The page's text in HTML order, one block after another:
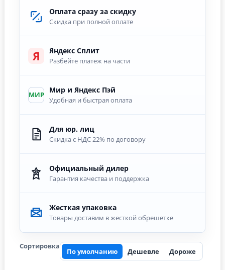
Оплата сразу за скидку
Скидка при полной оплате
Я Яндекс Сплит
Разбейте платеж на части
МИР
Мир и Яндекс Пэй
Удобная и быстрая оплата
Для юр. лиц
Скидка с НДС 22% по договору
Официальный дилер
Гарантия качества и поддержка
Жесткая упаковка
Товары доставим в жесткой обрешетке
Сортировка
По умолчанию Дешевле Дороже